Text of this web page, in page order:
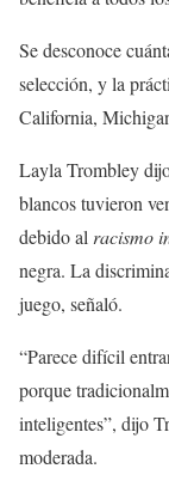
Se desconoce
selección, y la
California,
Layla Trombley
blancos tuvieron
debido alracismo
negra. La
juego, señaló.
“Parece difícil
porque
inteligentes”, dijo
moderada.